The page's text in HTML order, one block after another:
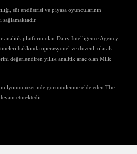
süt endüstrisi ve piyasa oyuncularının
analitik platform olan Dairy Intelligence Agency
hakkında operasyonel ve düzenli olarak
değerlendiren yıllık analitik araç olan Milk
üzerinde görüntülenme elde eden The
etmektedir.